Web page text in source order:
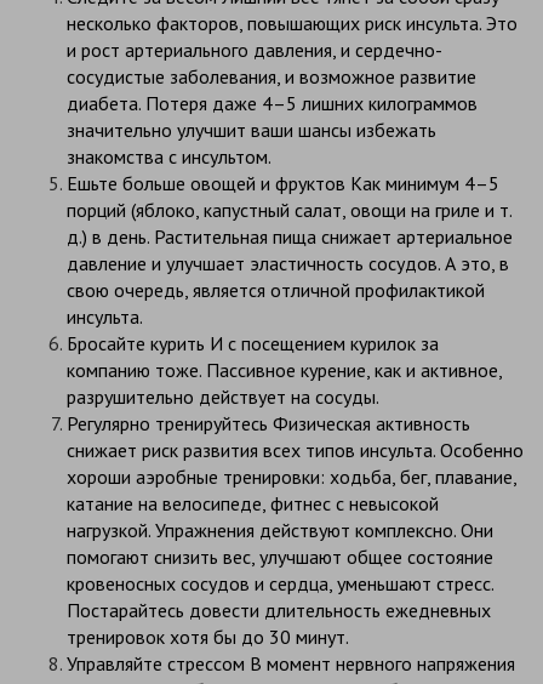
несколько факторов, повышающих риск инсульта. Это
и рост артериального давления, и сердечно-
сосудистые заболевания, и возможное развитие
диабета. Потеря даже 4–5 лишних килограммов
значительно улучшит ваши шансы избежать
знакомства с инсультом.
Ешьте больше овощей и фруктов Как минимум 4–5
порций (яблоко, капустный салат, овощи на гриле и т.
д.) в день. Растительная пища снижает артериальное
давление и улучшает эластичность сосудов. А это, в
свою очередь, является отличной профилактикой
инсульта.
Бросайте курить И с посещением курилок за
компанию тоже. Пассивное курение, как и активное,
разрушительно действует на сосуды.
Регулярно тренируйтесь Физическая активность
снижает риск развития всех типов инсульта. Особенно
хороши аэробные тренировки: ходьба, бег, плавание,
катание на велосипеде, фитнес с невысокой
нагрузкой. Упражнения действуют комплексно. Они
помогают снизить вес, улучшают общее состояние
кровеносных сосудов и сердца, уменьшают стресс.
Постарайтесь довести длительность ежедневных
тренировок хотя бы до 30 минут.
Управляйте стрессом В момент нервного напряжения